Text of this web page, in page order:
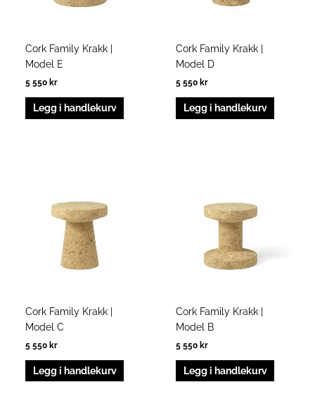
Cork Family Krakk |
Model E
5 550 kr
Legg i handlekurv
Cork Family Krakk |
Model D
5 550 kr
Legg i handlekurv
Cork Family Krakk |
Model C
5 550kr
Legg i handlekurv
Cork Family Krakk |
Model B
5 550kr
Legg i handlekurv